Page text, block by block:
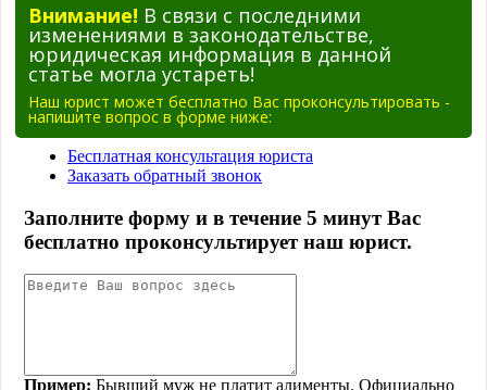
Внимание! В связи с последними
изменениями в законодательстве,
юридическая информация в данной
статье могла устареть!
Наш юрист может бесплатно Вас проконсультировать -
напишите вопрос в форме ниже: